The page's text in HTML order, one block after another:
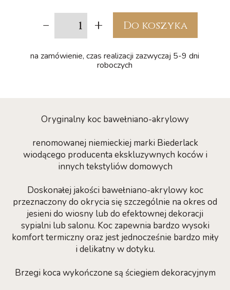
- + Do koszyka
na zamówienie, czas realizacji zazwyczaj 5-9 dni
roboczych
Oryginalny koc bawełniano-akrylowy
renomowanej niemieckiej marki Biederlack
wiodącego producenta ekskluzywnych koców i
innych tekstyliów domowych
Doskonałej jakości bawełniano-akrylowy koc
przeznaczony do okrycia się szczególnie na okres od
jesieni do wiosny lub do efektownej dekoracji
sypialni lub salonu. Koc zapewnia bardzo wysoki
komfort termiczny oraz jest jednocześnie bardzo miły
i delikatny w dotyku.
Brzegi koca wykończone są ściegiem dekoracyjnym